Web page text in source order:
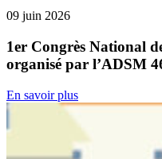
09 juin 2026
1er Congrès National
organisé par l’ADSM
En savoir plus